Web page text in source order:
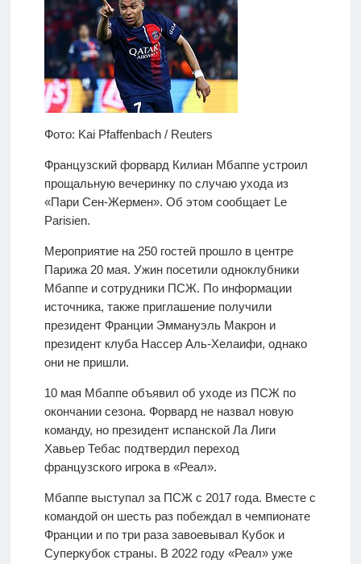
Фото: Kai Pfaffenbach / Reuters
Французский форвард Килиан Мбаппе устроил
прощальную вечеринку по случаю ухода из
«Пари Сен-Жермен». Об этом сообщает Le
Parisien.
Мероприятие на 250 гостей прошло в центре
Парижа 20 мая. Ужин посетили одноклубники
Мбаппе и сотрудники ПСЖ. По информации
источника, также приглашение получили
президент Франции Эммануэль Макрон и
президент клуба Нассер Аль-Хелаифи, однако
они не пришли.
10 мая Мбаппе объявил об уходе из ПСЖ по
окончании сезона. Форвард не назвал новую
команду, но президент испанской Ла Лиги
Хавьер Тебас подтвердил переход
французского игрока в «Реал».
Мбаппе выступал за ПСЖ с 2017 года. Вместе с
командой он шесть раз побеждал в чемпионате
Франции и по три раза завоевывал Кубок и
Суперкубок страны. В 2022 году «Реал» уже